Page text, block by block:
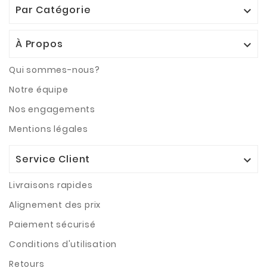
Par Catégorie 
À Propos 
Qui sommes-nous?
Notre équipe
Nos engagements
Mentions légales
Service Client 
Livraisons rapides
Alignement des prix
Paiement sécurisé
Conditions d'utilisation
Retours